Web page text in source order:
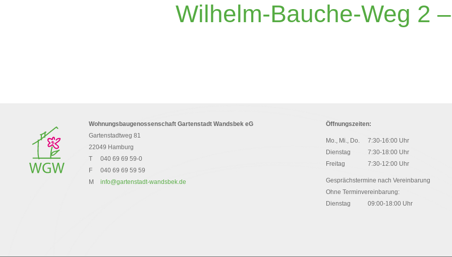
Wilhelm-Bauche-Weg 2
Wohnungsbaugenossenschaft Gartenstadt Wandsbek eG
Gartenstadtweg 81
22049 Hamburg
T
040 69 69 59-0
F
040 69 69 59 59
M
info@gartenstadt-wandsbek.de
Öffnungszeiten:
Mo., Mi., Do.
7:30-16:00 Uhr
Dienstag
7:30-18:00 Uhr
Freitag
7:30-12:00 Uhr
Gesprächstermine nach Vereinbarung
Ohne Terminvereinbarung:
Dienstag
09:00-18:00 Uhr